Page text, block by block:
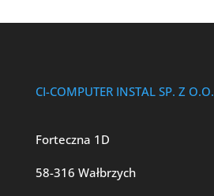
CI-COMPUTER INSTAL SP. Z O.O.
Forteczna 1D
58-316 Wałbrzych